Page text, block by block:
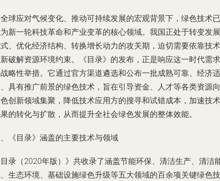
球应对气候变化、推动可持续发展的宏观背景下，绿色技术已
新一轮科技革命和产业变革的核心领域。我国正处于转变发展
、优化经济结构、转换增长动力的攻关期，迫切需要依靠技术
破解资源环境约束。《目录》的发布，正是响应这一时代需求
略性举措。它通过官方渠道遴选和公布一批成熟可靠、经济适
具有推广前景的绿色技术，旨在引导资金、人才等各类资源向
创新领域集聚，降低技术应用方的搜寻和试错成本，加速技术
的转化与扩散，从而提升全社会绿色发展的整体效能。
《目录》涵盖的主要技术与领域
录（2020年版）》共收录了涵盖节能环保、清洁生产、清洁
生态环境、基础设施绿色升级等五大领域的百余项关键绿色技